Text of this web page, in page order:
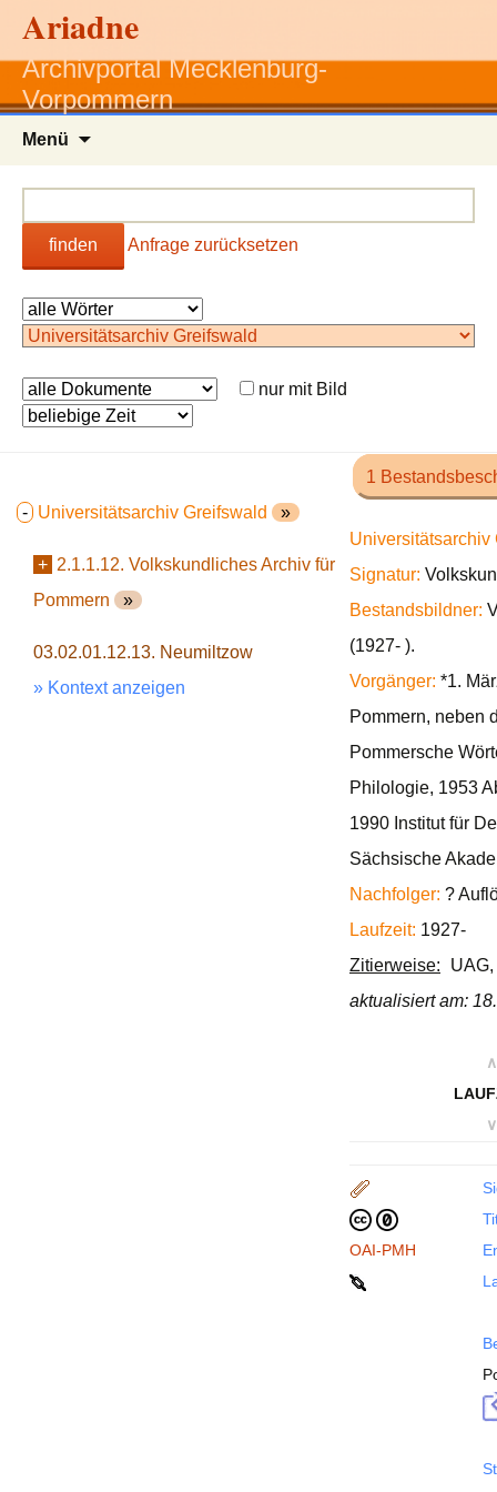
Ariadne
Archivportal Mecklenburg-
Vorpommern
Menü
finden Anfrage zurücksetzen
nur mit Bild
- Universitätsarchiv Greifswald »
+ 2.1.1.12. Volkskundliches Archiv für
Pommern »
03.02.01.12.13. Neumiltzow
» Kontext anzeigen
1
Signatur:
Bestandsbildner:
(1927- ).
Vorgänger: *1.
Pommern, neben
Pommersche
Philologie, 1953
1990 Institut für
Sächsische
Nachfolger: ?
Laufzeit: 1927-
Zitierweise:
aktualisiert am:
∧
∨
OAI-PMH